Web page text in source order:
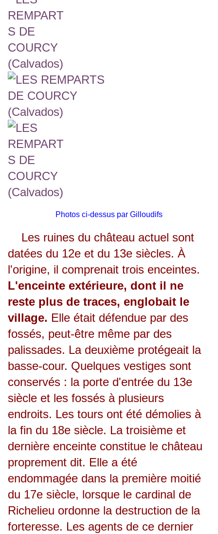
Photos ci-dessus par Gilloudifs
Les ruines du château actuel sont
datées du 12e et du 13e siècles. À
l'origine, il comprenait trois enceintes.
L'enceinte extérieure, dont il ne
reste plus de traces, englobait le
village. Elle était défendue par des
fossés, peut-être même par des
palissades. La deuxième protégeait la
basse-cour. Quelques vestiges sont
conservés : la porte d'entrée du 13e
siècle et les fossés à plusieurs
endroits. Les tours ont été démolies à
la fin du 18e siècle. La troisième et
dernière enceinte constitue le château
proprement dit. Elle a été
endommagée dans la première moitié
du 17e siècle, lorsque le cardinal de
Richelieu ordonne la destruction de la
forteresse. Les agents de ce dernier